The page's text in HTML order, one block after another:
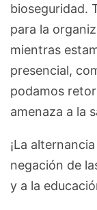
bioseguridad.
para la
mientras
presencial,
podamos
amenaza a la
¡La
negación de
y a la